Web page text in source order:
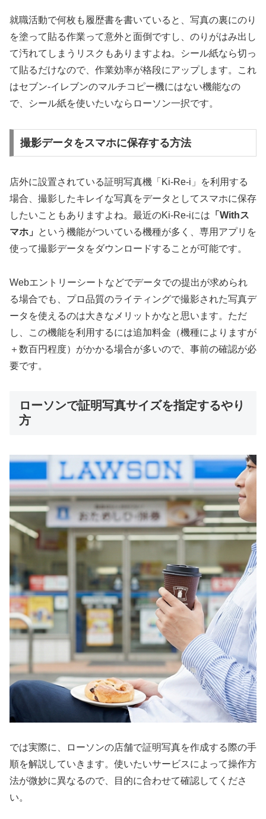
就職活動で何枚も履歴書を書いていると、写真の裏にのり
を塗って貼る作業って意外と面倒ですし、のりがはみ出し
て汚れてしまうリスクもありますよね。
シール紙なら切っ
て貼るだけなので、作業効率が格段にアップします。
これ
はセブン-イレブンのマルチコピー機にはない機能なの
で、シール紙を使いたいならローソン一択です。
撮影データをスマホに保存する方法
店外に設置されている証明写真機「Ki-Re-i」を利用する
場合、撮影したキレイな写真をデータとしてスマホに保存
したいこともありますよね。最近のKi-Re-iには 「Withス
マホ」
という機能がついている機種が多く、専用アプリを
使って撮影データをダウンロードすることが可能です。
Webエントリーシートなどでデータでの提出が求められ
る場合でも、プロ品質のライティングで撮影された写真デ
ータを使えるのは大きなメリットかなと思います。ただ
し、この機能を利用するには追加料金（機種によりますが
＋数百円程度）がかかる場合が多いので、事前の確認が必
要です。
ローソンで証明写真サイズを指定するやり
方
では実際に、ローソンの店舗で証明写真を作成する際の手
順を解説していきます。使いたいサービスによって操作方
法が微妙に異なるので、目的に合わせて確認してくださ
い。